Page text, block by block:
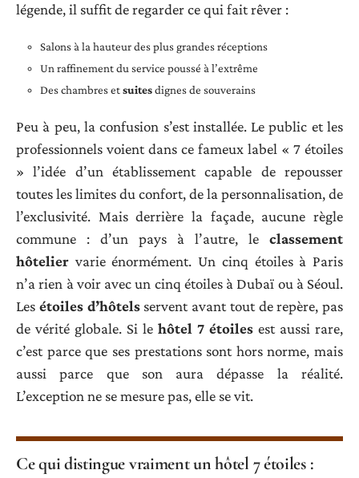
légende, il suffit de regarder ce qui fait rêver :
Salons à la hauteur des plus grandes réceptions
Un raffinement du service poussé à l’extrême
Des chambres etsuitesdignes de souverains
Peu à peu, la confusion s’est installée. Le public et les
professionnels voient dans ce fameux label « 7 étoiles
» l’idée d’un établissement capable de repousser
toutes les limites du confort, de la personnalisation, de
l’exclusivité. Mais derrière la façade, aucune règle
commune : d’un pays à l’autre, le classement
hôtelier varie énormément. Un cinq étoiles à Paris
n’a rien à voir avec un cinq étoiles à Dubaï ou à Séoul.
Les étoiles d’hôtelsservent avant tout de repère, pas
de vérité globale. Si le hôtel 7 étoiles est aussi rare,
c’est parce que ses prestations sont hors norme, mais
aussi parce que son aura dépasse la réalité.
L’exception ne se mesure pas, elle se vit.
Ce qui distingue vraiment un hôtel 7 étoiles :